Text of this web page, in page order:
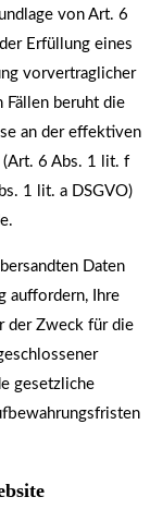
von Art. 6
Erfüllung eines
vorvertraglicher
Fällen beruht die
an der effektiven
(Art. 6 Abs. 1 lit. f
1 lit. a DSGVO)
Daten
auffordern, Ihre
der Zweck für die
gesetzliche